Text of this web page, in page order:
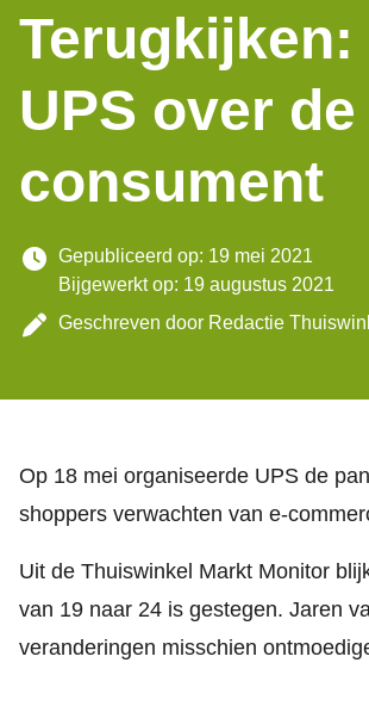
Terugkijken:
UPS over
consument
Gepubliceerd op: 19 mei 2021
Bijgewerkt op: 19 augustus 2021
Geschreven door Redactie
Op 18 mei organiseerde UPS de
shoppers verwachten van e-
Uit de Thuiswinkel Markt Monitor
van 19 naar 24 is gestegen. Jaren
veranderingen misschien